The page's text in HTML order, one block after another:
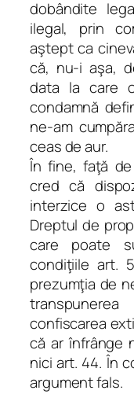
dobândite
ilegal, prin
aştept ca
că, nu-i aşa,
data la care
condamnă
ne-am
ceas de aur.
În fine, faţă
cred că
interzice o
Dreptul de
care poate
condiţiile art.
prezumţia de
confiscarea
că ar înfrânge
nici art. 44. În
argument fals.